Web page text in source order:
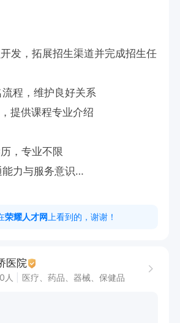
发，拓展招生渠道并完成招生任
程，维护良好关系
提供课程专业介绍
，专业不限
力与服务意识
公软件
荣耀人才网 上看到的，谢谢！
医院
人 医疗、药品、器械、保健品